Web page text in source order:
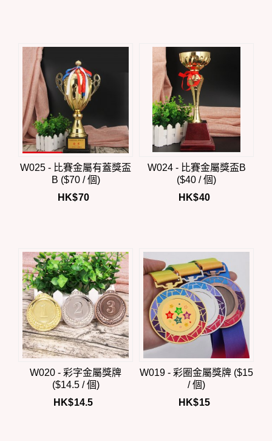
W025 - 比賽金屬有蓋獎盃
B ($70 / 個)
HK$70
W024 - 比賽金屬獎盃B
($40 / 個)
HK$40
W020 - 彩字金屬獎牌
($14.5 / 個)
HK$14.5
W019 - 彩圈金屬獎牌 ($15
/ 個)
HK$15